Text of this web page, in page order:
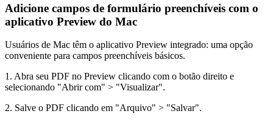
Adicione campos de formulário preenchíveis com o
aplicativo Preview do Mac
Usuários de Mac têm o aplicativo Preview integrado: uma opção
conveniente para campos preenchíveis básicos.
1. Abra seu PDF no Preview clicando com o botão direito e
selecionando "Abrir com" > "Visualizar".
2. Salve o PDF clicando em "Arquivo" > "Salvar".